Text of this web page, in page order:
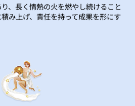
、長く情熱の火を燃やし続けること
み上げ、責任を持って成果を形にす